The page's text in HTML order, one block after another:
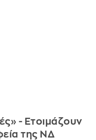
- Ετοιμάζουν
της ΝΔ